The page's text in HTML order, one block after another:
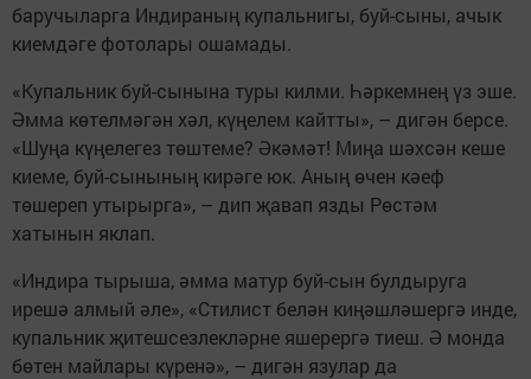
баручыларга Индираның купальнигы, буй-сыны, ачык
киемдәге фотолары ошамады.
«Купальник буй-сынына туры килми. Һәркемнең үз эше.
Әмма көтелмәгән хәл, күңелем кайтты», – дигән берсе.
«Шуңа күңелегез төштеме? Әкәмәт! Миңа шәхсән кеше
киеме, буй-сынының кирәге юк. Аның өчен кәеф
төшереп утырырга», – дип җавап язды Рөстәм
хатынын яклап.
«Индира тырыша, әмма матур буй-сын булдыруга
ирешә алмый әле», «Стилист белән киңәшләшергә инде,
купальник җитешсезлекләрне яшерергә тиеш. Ә монда
бөтен майлары күренә», – дигән язулар да